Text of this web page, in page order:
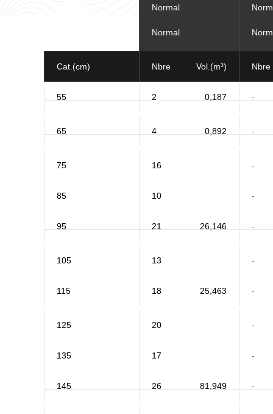
Normal
Normal
Cat.(cm) Nbre Vol.(m³) Nbre
55 2 -
0,187
65 4 -
0,892
75 16 -
85 10 -
95 21 -
26,146
105 13 -
115 18 -
25,463
125 20 -
135 17 -
145 26 -
81,949